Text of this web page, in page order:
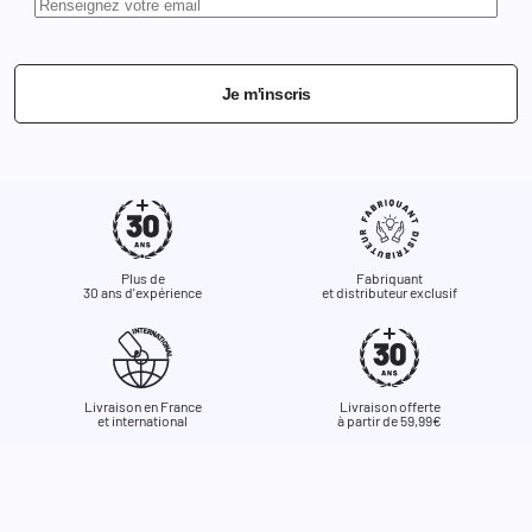
Je m'inscris
Plus de
30 ans d'expérience
Fabriquant
et distributeur exclusif
Livraison en France
et international
Livraison offerte
à partir de 59,99€